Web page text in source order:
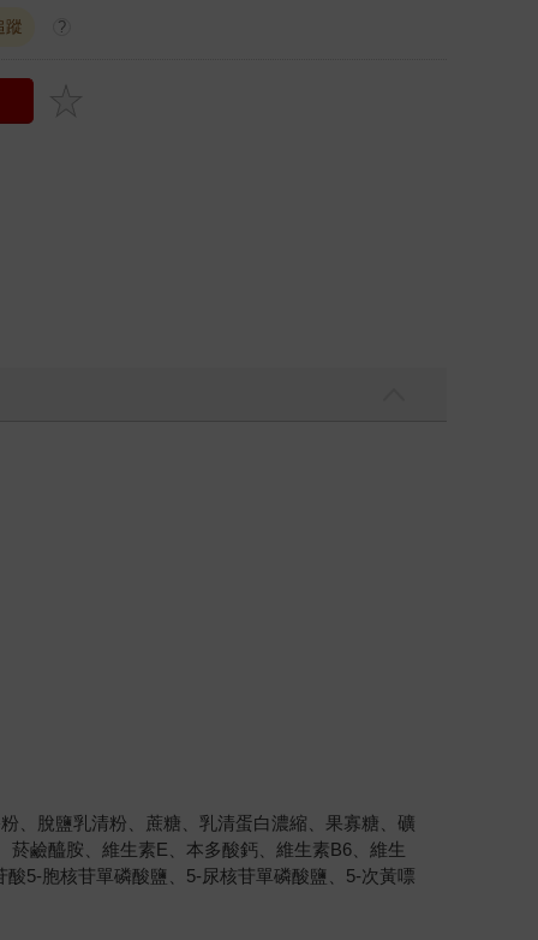
蹤 ?
、脫鹽乳清粉、蔗糖、乳清蛋白濃縮、果寡糖、礦
鹼醯胺、維生素E、本多酸鈣、維生素B6、維生
5-胞核苷單磷酸鹽、5-尿核苷單磷酸鹽、5-次黃嘌